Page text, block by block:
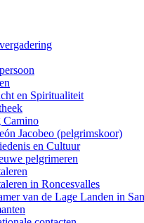
en Spiritualiteit
Camino
Jacobeo (pelgrimskoor)
en Cultuur
pelgrimeren
in Roncesvalles
van de Lage Landen in